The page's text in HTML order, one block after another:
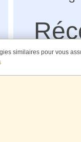
similaires pour vous